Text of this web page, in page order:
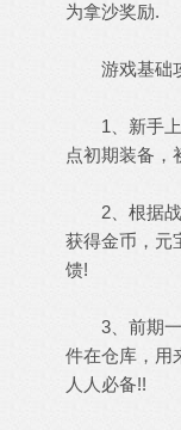
为拿沙奖励.
游戏基础攻
1、新手上
点初期装备，
2、根据战
获得金币，元
馈!
3、前期一
件在仓库，用
人人必备!!